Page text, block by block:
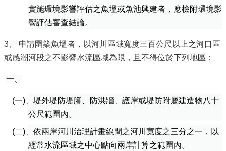
實施環境影響評估之魚塭或魚池興建者，應檢附環境影
響評估審查結論。
3
申請圍築魚塭者，以河川區域寬度三百公尺以上之河口區
或感潮河段之不影響水流區域為限，且不得位於下列地區：
一、
(一)、堤外堤防堤腳、防洪牆、護岸或堤防附屬建造物八十
公尺範圍內。
(二)、依兩岸河川治理計畫線間之河川寬度之三分之一，以
經常水流區域之中心點向兩岸計算之範圍內。